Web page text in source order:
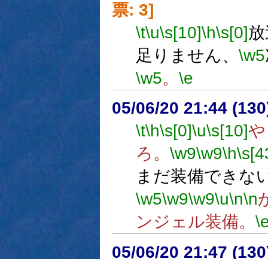
票: 3]
\t\u\s[10]\h\s[0]
足りません、 \w5
\w5。 \e
05/06/20 21:44
\t\h\s[0]\u\s[10]
ろ。 \w9\w9\h
まだ装備できな
\w5\w9\w9\u\n\n
ンジェル装備。
05/06/20 21:47